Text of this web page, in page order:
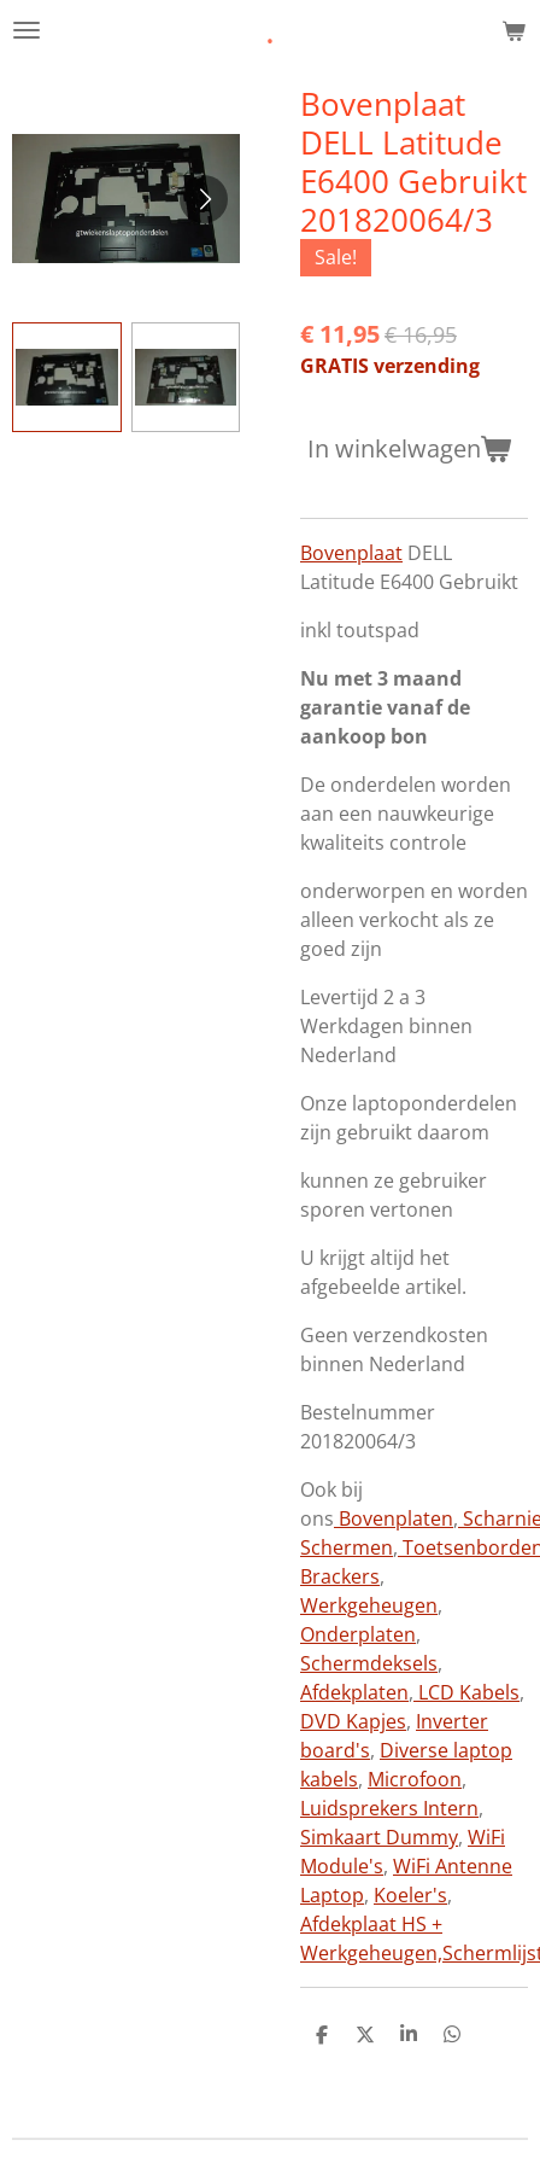
Ga
hoofdinhoud
.
Bovenplaat
DELL Latitude
E6400 Gebruikt
201820064/3
Sale!
€ 11,95€ 16,95
GRATIS verzending
In winkelwagen
Bovenplaat DELL
Latitude E6400 Gebruikt
inkl toutspad
Nu met 3 maand
garantie vanaf de
aankoop bon
De onderdelen worden
aan een nauwkeurige
kwaliteits controle
onderworpen en worden
alleen verkocht als ze
goed zijn
Levertijd 2 a 3
Werkdagen binnen
Nederland
Onze laptoponderdelen
zijn gebruikt daarom
kunnen ze gebruiker
sporen vertonen
U krijgt altijd het
afgebeelde artikel.
Geen verzendkosten
binnen Nederland
Bestelnummer
201820064/3
Ook bij
ons Bovenplaten,
Schermen,
Brackers,
Werkgeheugen,
Onderplaten,
Schermdeksels,
Afdekplaten, LCD Kabels,
DVD Kapjes, Inverter
board's, Diverse laptop
kabels, Microfoon,
Luidsprekers Intern,
Simkaart Dummy, WiFi
Module's, WiFi Antenne
Laptop, Koeler's,
Afdekplaat HS +
Werkgeheugen,
D
D
S
D